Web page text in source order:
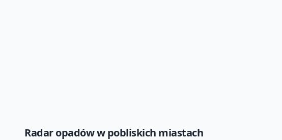
Radar opadóww pobliskich miastach